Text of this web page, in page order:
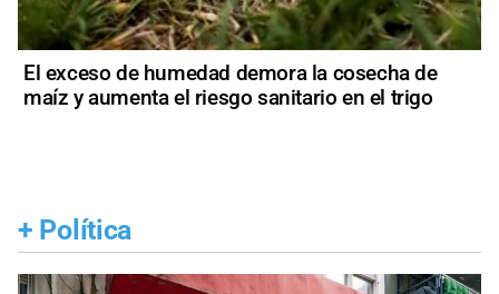
El exceso de humedad demora la cosecha de
maíz y aumenta el riesgo sanitario en el trigo
+ Política